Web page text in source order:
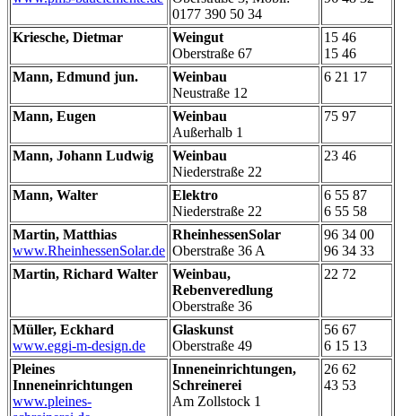
0177 390 50 34
Kriesche, Dietmar
Weingut
Oberstraße 67
15 46
15 46
Mann, Edmund jun.
Weinbau
Neustraße 12
6 21 17
Mann, Eugen
Weinbau
Außerhalb 1
75 97
Mann, Johann Ludwig
Weinbau
Niederstraße 22
23 46
Mann, Walter
Elektro
Niederstraße 22
6 55 87
6 55 58
Martin, Matthias
www.RheinhessenSolar.de
RheinhessenSolar
Oberstraße 36 A
96 34 00
96 34 33
Martin, Richard Walter
Weinbau,
Rebenveredlung
Oberstraße 36
22 72
Müller, Eckhard
www.eggi-m-design.de
Glaskunst
Oberstraße 49
56 67
6 15 13
Pleines
Inneneinrichtungen
www.pleines-
Inneneinrichtungen,
Schreinerei
Am Zollstock 1
26 62
43 53